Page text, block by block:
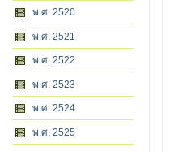
พ.ศ. 2520
พ.ศ. 2521
พ.ศ. 2522
พ.ศ. 2523
พ.ศ. 2524
พ.ศ. 2525